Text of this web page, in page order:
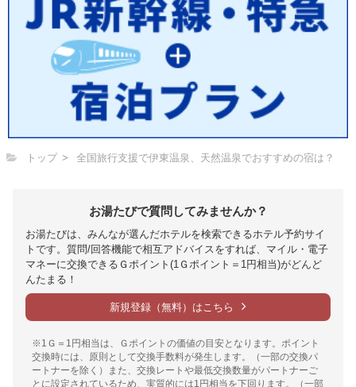
トップ 全国旅行支援で伊東温泉、天然温泉でおすすめの宿は？
お湯たびで質問してみませんか？
お湯たびは、みんなが選んだホテルを検索できるホテル予約サイ
トです。質問/回答機能で相互アドバイスをすれば、マイル・電子
マネーに交換できるＧポイント(1Ｇポイント＝1円相当)がどんど
んたまる！
新規登録（無料）はこちら
※1Ｇ＝1円相当は、Ｇポイントの価値の目安となります。ポイント
交換時には、原則として交換手数料が発生します。（一部の交換パ
ートナーを除く）また、交換レートや最低交換数量がパートナーご
とに設定されているため、実質的には1円相当を下回ります。（一部